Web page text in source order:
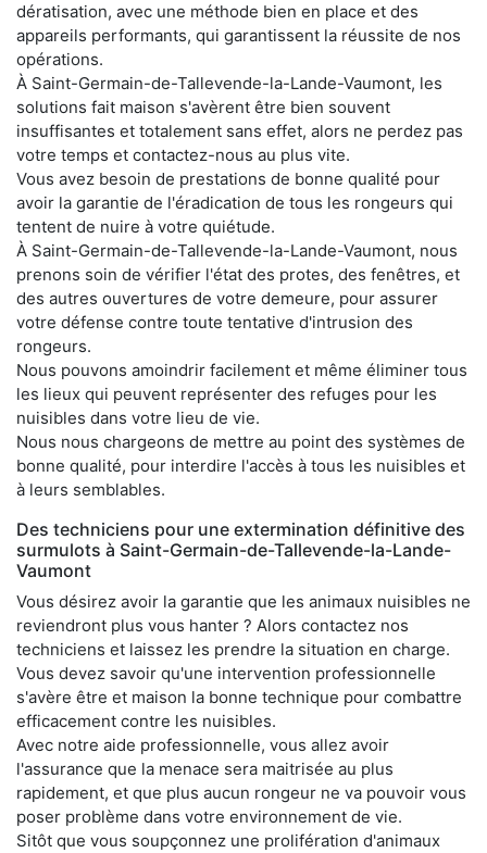
dératisation, avec une méthode bien en place et des
appareils performants, qui garantissent la réussite de nos
opérations.
À Saint-Germain-de-Tallevende-la-Lande-Vaumont, les
solutions fait maison s'avèrent être bien souvent
insuffisantes et totalement sans effet, alors ne perdez pas
votre temps et contactez-nous au plus vite.
Vous avez besoin de prestations de bonne qualité pour
avoir la garantie de l'éradication de tous les rongeurs qui
tentent de nuire à votre quiétude.
À Saint-Germain-de-Tallevende-la-Lande-Vaumont, nous
prenons soin de vérifier l'état des protes, des fenêtres, et
des autres ouvertures de votre demeure, pour assurer
votre défense contre toute tentative d'intrusion des
rongeurs.
Nous pouvons amoindrir facilement et même éliminer tous
les lieux qui peuvent représenter des refuges pour les
nuisibles dans votre lieu de vie.
Nous nous chargeons de mettre au point des systèmes de
bonne qualité, pour interdire l'accès à tous les nuisibles et
à leurs semblables.
Des techniciens pour une extermination définitive des
surmulots à Saint-Germain-de-Tallevende-la-Lande-
Vaumont
Vous désirez avoir la garantie que les animaux nuisibles ne
reviendront plus vous hanter ? Alors contactez nos
techniciens et laissez les prendre la situation en charge.
Vous devez savoir qu'une intervention professionnelle
s'avère être et maison la bonne technique pour combattre
efficacement contre les nuisibles.
Avec notre aide professionnelle, vous allez avoir
l'assurance que la menace sera maitrisée au plus
rapidement, et que plus aucun rongeur ne va pouvoir vous
poser problème dans votre environnement de vie.
Sitôt que vous soupçonnez une prolifération d'animaux